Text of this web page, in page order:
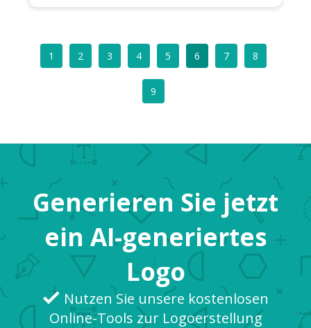
oder mit irgendeiner woran Sie sich vielleicht
errinern. Nehmen Sie die Farbe Orange z...
1 2 3 4 5 6 7 8
9
Generieren Sie jetzt
ein AI-generiertes
Logo
Nutzen Sie unsere kostenlosen
Online-Tools zur Logoerstellung